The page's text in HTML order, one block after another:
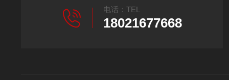
电话：TEL
18021677668